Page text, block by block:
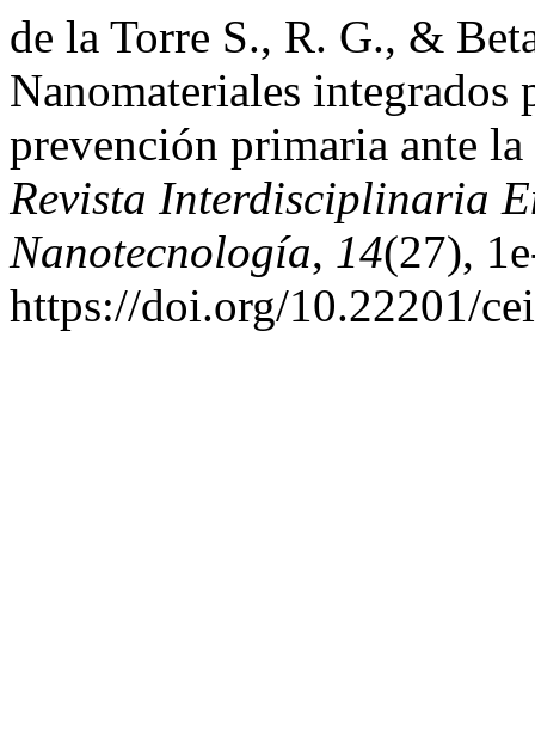
de la Torre S., R. G., &
Nanomateriales integrados
prevención primaria ante
Revista Interdisciplinaria
Nanotecnología, 14(27),
https://doi.org/10.22201/